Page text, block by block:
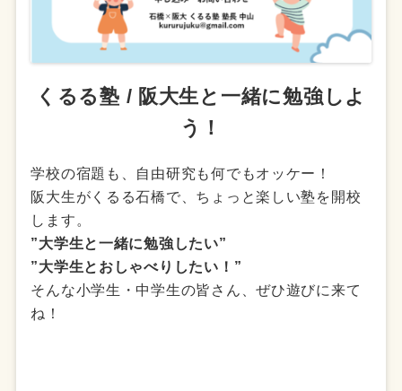
くるる塾 / 阪大生と一緒に勉強しよ
う！
学校の宿題も、自由研究も何でもオッケー！
阪大生がくるる石橋で、ちょっと楽しい塾を開校
します。
”大学生と一緒に勉強したい”
”大学生とおしゃべりしたい！”
そんな小学生・中学生の皆さん、ぜひ遊びに来て
ね！